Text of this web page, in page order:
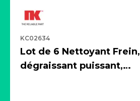
KC02634
Lot de 6 Nettoyant Frein,
dégraissant puissant,